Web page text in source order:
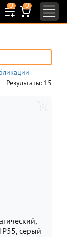
0 0
Результаты: 15
серый